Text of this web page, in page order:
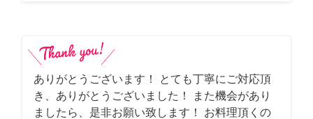
ありがとうございます！ とても丁寧にご対応頂
き、ありがとうございました！ また機会があり
ましたら、是非お願い致します！ お料理頂くの